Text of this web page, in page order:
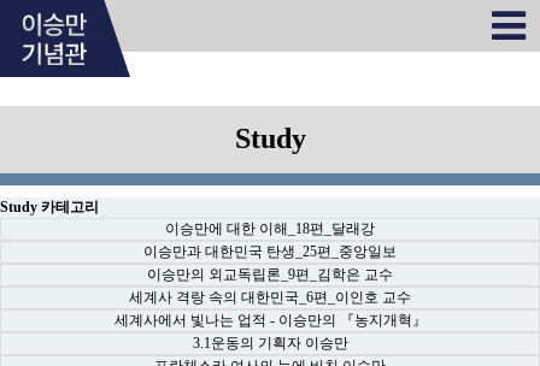
Study
Study 카테고리
이승만에 대한 이해_18편_달래강
이승만과 대한민국 탄생_25편_중앙일보
이승만의 외교독립론_9편_김학은 교수
세계사 격랑 속의 대한민국_6편_이인호 교수
세계사에서 빛나는 업적 - 이승만의 『농지개혁』
3.1운동의 기획자 이승만